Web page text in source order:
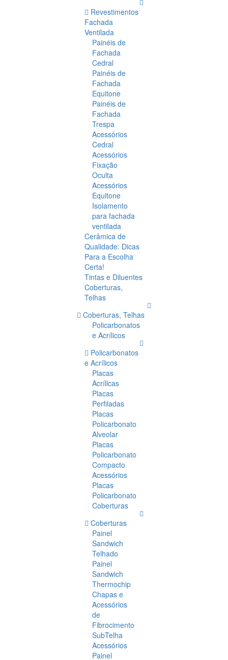
Revestimentos
Fachada
Ventilada
Painéis de
Fachada
Cedral
Painéis de
Fachada
Equitone
Painéis de
Fachada
Trespa
Acessórios
Cedral
Acessórios
Fixação
Oculta
Acessórios
Equitone
Isolamento
para fachada
ventilada
Cerâmica de
Qualidade: Dicas
Para a Escolha
Certa!
Tintas e Diluentes
Coberturas,
Telhas
Coberturas, Telhas
Policarbonatos
e Acrílicos
Policarbonatos
e Acrílicos
Placas
Acrílicas
Placas
Perfiladas
Placas
Policarbonato
Alveolar
Placas
Policarbonato
Compacto
Acessórios
Placas
Policarbonato
Coberturas
Coberturas
Painel
Sandwich
Telhado
Painel
Sandwich
Thermochip
Chapas e
Acessórios
de
Fibrocimento
SubTelha
Acessórios
Painel